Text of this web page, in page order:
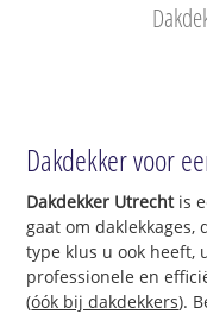
Dakdekker voor
Dakdekker Utrechtis
gaat om daklekkages,
type klus u ook heeft,
professionele en
(óók bij dakdekkers).